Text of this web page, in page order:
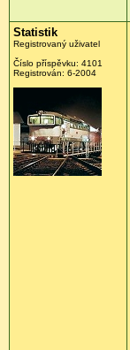
Statistik
Registrovaný uživatel
Číslo příspěvku: 4101
Registrován: 6-2004